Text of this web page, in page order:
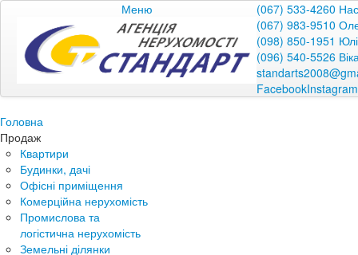
Меню
(067) 533-4260
(067) 983-9510
(098) 850-1951
(096) 540-5526
FacebookInstagram
Головна
Продаж
Квартири
Будинки, дачі
Офісні приміщення
Комерційна нерухомість
Промислова та
логістична нерухомість
Земельні ділянки